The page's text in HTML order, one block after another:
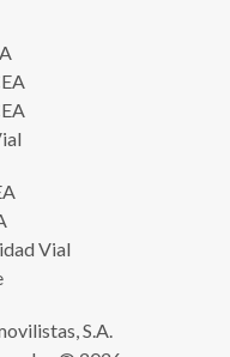
Vial
S.A.